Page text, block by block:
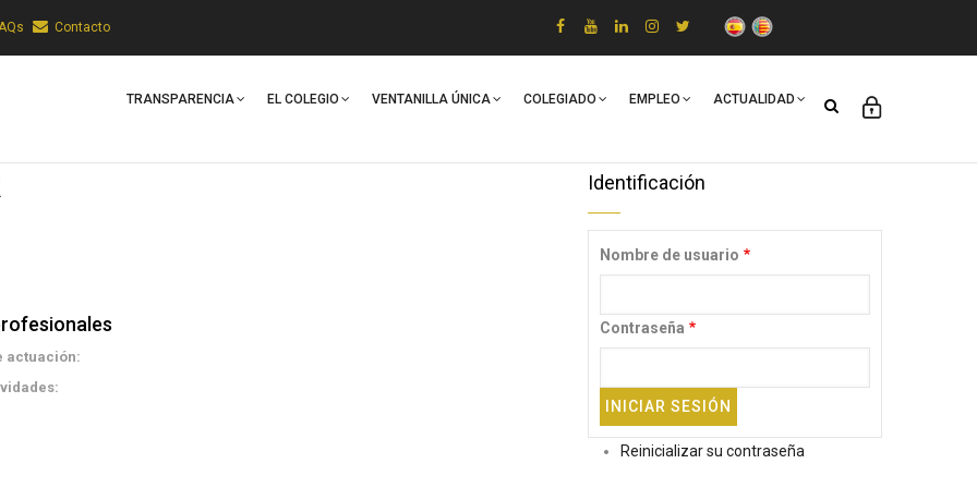
Contacto
Navigation
TRANSPARENCIA EL COLEGIO VENTANILLA ÚNICA COLEGIADO EMPLEO ACTUALIDAD
actuación:
Identificación
Nombre de usuario
Contraseña
Reinicializar su contraseña